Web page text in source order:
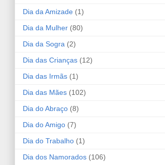
Dia da Amizade (1)
Dia da Mulher (80)
Dia da Sogra (2)
Dia das Crianças (12)
Dia das Irmãs (1)
Dia das Mães (102)
Dia do Abraço (8)
Dia do Amigo (7)
Dia do Trabalho (1)
Dia dos Namorados (106)